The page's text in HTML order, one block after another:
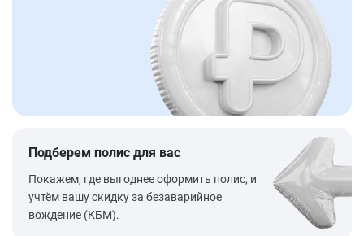
Подберем полис для вас
Покажем, где выгоднее оформить полис, и
учтём вашу скидку за безаварийное
вождение (КБМ).